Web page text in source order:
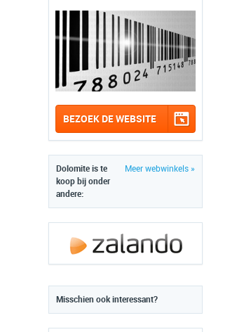
BEZOEK DE WEBSITE
Meer webwinkels »
Dolomite is te
koop bij onder
andere:
Misschien ook interessant?